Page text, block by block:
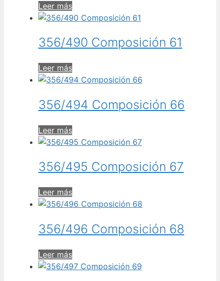
Leer más
356/490 Composición 61
Leer más
356/494 Composición 66
Leer más
356/495 Composición 67
Leer más
356/496 Composición 68
Leer más